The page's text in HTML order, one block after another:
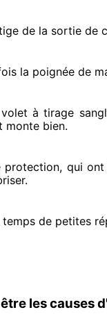
de la sortie de
la poignée de
à tirage
monte bien.
protection, qui ont
.
de petites
les causes